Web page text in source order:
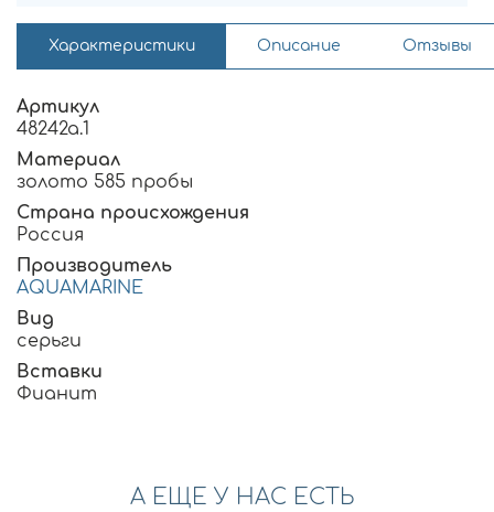
Характеристики Описание Отзывы
Артикул
48242а.1
Материал
золото 585 пробы
Страна происхождения
Россия
Производитель
AQUAMARINE
Вид
серьги
Вставки
Фианит
А ЕЩЕ У НАС ЕСТЬ